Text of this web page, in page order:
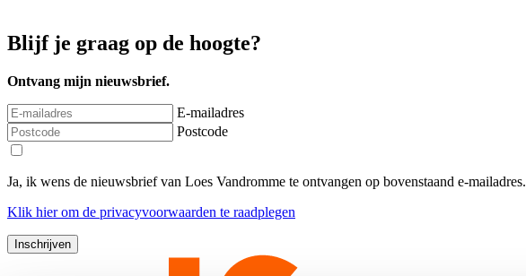
Blijf je graag op de hoogte?
Ontvang mijn nieuwsbrief.
E-mailadres
Postcode
Ja, ik wens de nieuwsbrief van Loes Vandromme te ontvangen op bovenstaand e-mailadres.
Klik hierom de privacyvoorwaarden te raadplegen